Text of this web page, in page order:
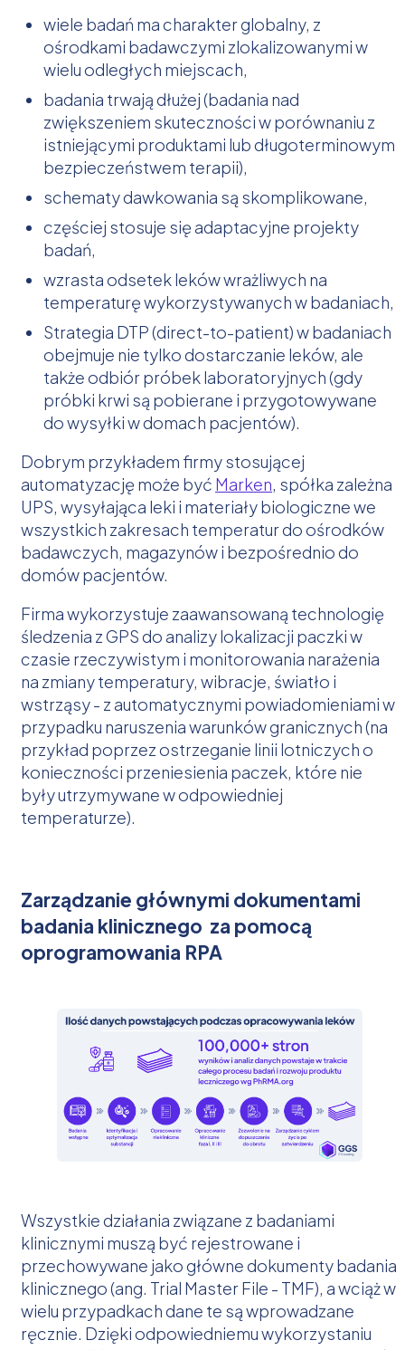
wiele badań ma charakter globalny, z
ośrodkami badawczymi zlokalizowanymi w
wielu odległych miejscach,
badania trwają dłużej (badania nad
zwiększeniem skuteczności w porównaniu z
istniejącymi produktami lub długoterminowym
bezpieczeństwem terapii),
schematy dawkowania są skomplikowane,
częściej stosuje się adaptacyjne projekty
badań,
wzrasta odsetek leków wrażliwych na
temperaturę wykorzystywanych w badaniach,
Strategia DTP (direct-to-patient) w badaniach
obejmuje nie tylko dostarczanie leków, ale
także odbiór próbek laboratoryjnych (gdy
próbki krwi są pobierane i przygotowywane
do wysyłki w domach pacjentów).
Dobrym przykładem firmy stosującej
automatyzację może być Marken, spółka zależna
UPS, wysyłająca leki i materiały biologiczne we
wszystkich zakresach temperatur do ośrodków
badawczych, magazynów i bezpośrednio do
domów pacjentów.
Firma wykorzystuje zaawansowaną technologię
śledzenia z GPS do analizy lokalizacji paczki w
czasie rzeczywistym i monitorowania narażenia
na zmiany temperatury, wibracje, światło i
wstrząsy - z automatycznymi powiadomieniami w
przypadku naruszenia warunków granicznych (na
przykład poprzez ostrzeganie linii lotniczych o
konieczności przeniesienia paczek, które nie
były utrzymywane w odpowiedniej
temperaturze).
Zarządzanie głównymi dokumentami
badania klinicznego za pomocą
oprogramowania RPA
Wszystkie działania związane z badaniami
klinicznymi muszą być rejestrowane i
przechowywane jako główne dokumenty badania
klinicznego (ang. Trial Master File - TMF), a wciąż w
wielu przypadkach dane te są wprowadzane
ręcznie. Dzięki odpowiedniemu wykorzystaniu